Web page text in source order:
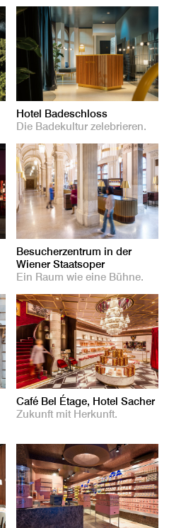
Hotel Badeschloss
Die Badekultur zelebrieren.
Besucherzentrum in der
Wiener Staatsoper
Ein Raum wie eine Bühne.
Café Bel Étage, Hotel Sacher
Zukunft mit Herkunft.